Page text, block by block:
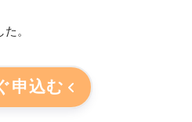
。
申込む